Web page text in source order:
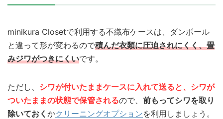
minikura Closetで利用する不織布ケースは、ダンボール
と違って形が変わるので積んだ衣類に圧迫されにくく、畳
みジワがつきにくいです。
ただし、 シワが付いたままケースに入れて送ると、シワが
ついたままの状態で保管されるので、 前もってシワを取り
除いておく かクリーニングオプションを利用しましょう。